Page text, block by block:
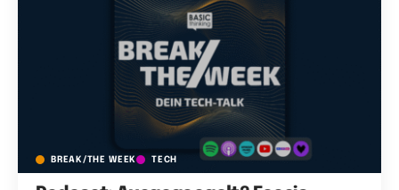
BREAK/THE WEEK TECH